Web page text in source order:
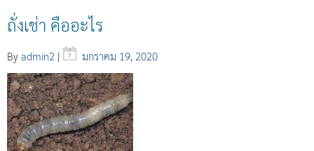
ถั่งเช่า คืออะไร
By admin2 | มกราคม 19, 2020